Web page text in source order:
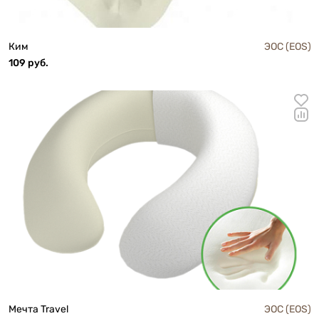
Ким
ЭОС (EOS)
109 руб.
Мечта Travel
ЭОС (EOS)